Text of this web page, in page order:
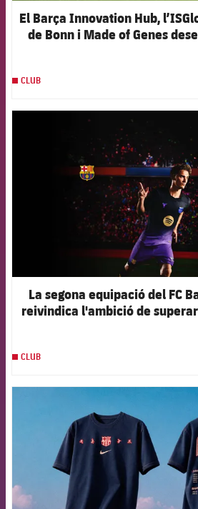
El Barça Innovation Hub,
de Bonn i Made of Genes
CLUB
La segona equipació del FC
reivindica l'ambició de
CLUB